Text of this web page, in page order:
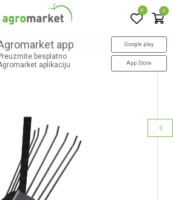
0 0
app
besplatno
aplikaciju
Google play
App Store